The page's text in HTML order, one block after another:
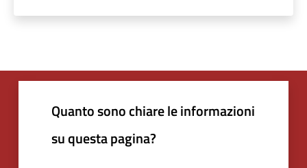
Quanto sono chiare le informazioni
su questa pagina?